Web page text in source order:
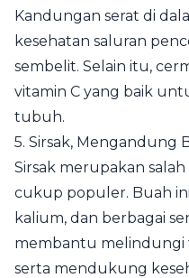
Kandungan serat di
kesehatan saluran
sembelit. Selain itu,
vitamin C yang baik
tubuh.
5. Sirsak, Mengandung
Sirsak merupakan
cukup populer. Buah
kalium, dan berbagai
membantu melindungi
serta mendukung